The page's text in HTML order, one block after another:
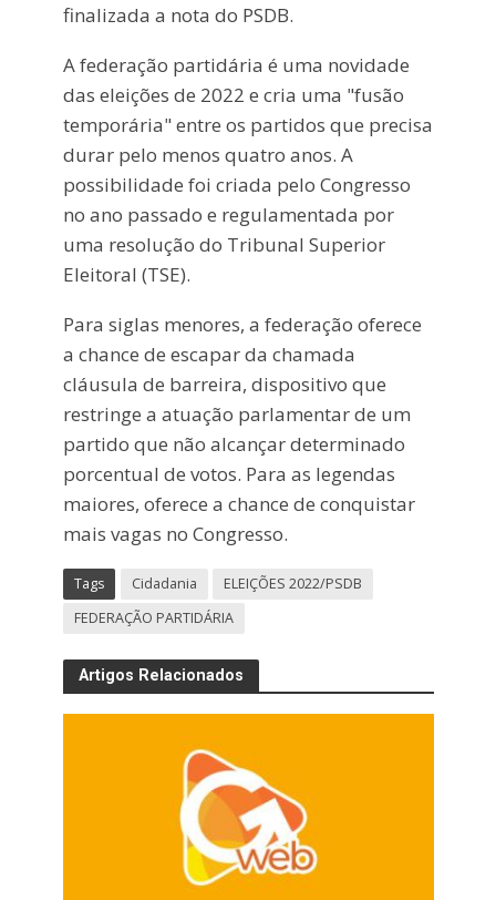
finalizada a nota do PSDB.
A federação partidária é uma novidade
das eleições de 2022 e cria uma "fusão
temporária" entre os partidos que precisa
durar pelo menos quatro anos. A
possibilidade foi criada pelo Congresso
no ano passado e regulamentada por
uma resolução do Tribunal Superior
Eleitoral (TSE).
Para siglas menores, a federação oferece
a chance de escapar da chamada
cláusula de barreira, dispositivo que
restringe a atuação parlamentar de um
partido que não alcançar determinado
porcentual de votos. Para as legendas
maiores, oferece a chance de conquistar
mais vagas no Congresso.
Tags Cidadania
ELEIÇÕES 2022/PSDB
FEDERAÇÃO PARTIDÁRIA
Artigos Relacionados